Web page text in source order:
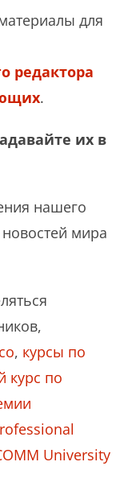
для
редактора
.
их в
нашего
новостей мира
, курсы по
курс по
University